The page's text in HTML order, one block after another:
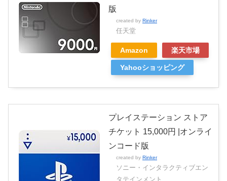
版
created by Rinker
任天堂
Amazon 楽天市場
Yahooショッピング
プレイステーション ストア
チケット 15,000円 |オンライ
ンコード版
created by Rinker
ソニー・インタラクティブエン
タテインメント